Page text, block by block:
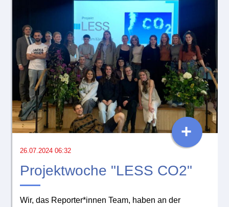
26.07.2024 06:32
Projektwoche "LESS CO2"
Wir, das Reporter*innen Team, haben an der
+